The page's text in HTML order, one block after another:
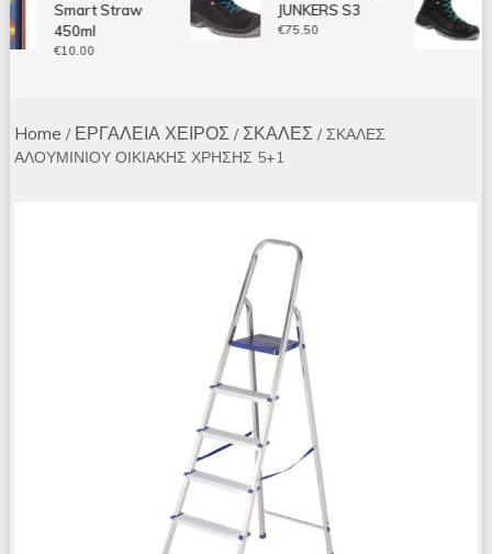
Smart Straw
450ml
€10.00
JUNKERS S3
€75.50
Home / ΕΡΓΑΛΕΙΑ ΧΕΙΡΟΣ /ΣΚΑΛΕΣ / ΣΚΑΛΕΣ
ΑΛΟΥΜΙΝΙΟΥ ΟΙΚΙΑΚΗΣ ΧΡΗΣΗΣ 5+1